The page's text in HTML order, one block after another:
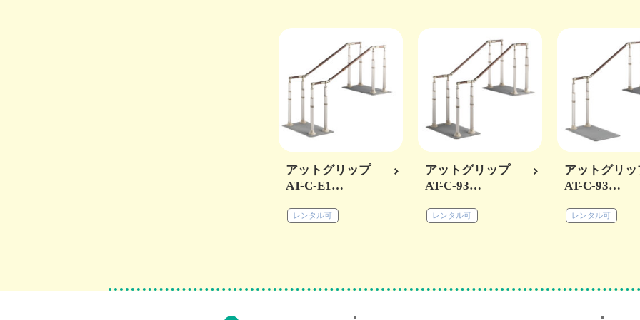
アットグリップ
AT-C-E1…
レンタル可
アットグリップ
AT-C-93…
レンタル可
アットグリ
AT-C-93…
レンタル可